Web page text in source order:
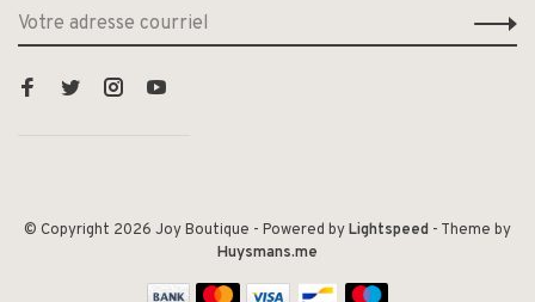
© Copyright 2026 Joy Boutique - Powered byLightspeed - Theme by
Huysmans.me